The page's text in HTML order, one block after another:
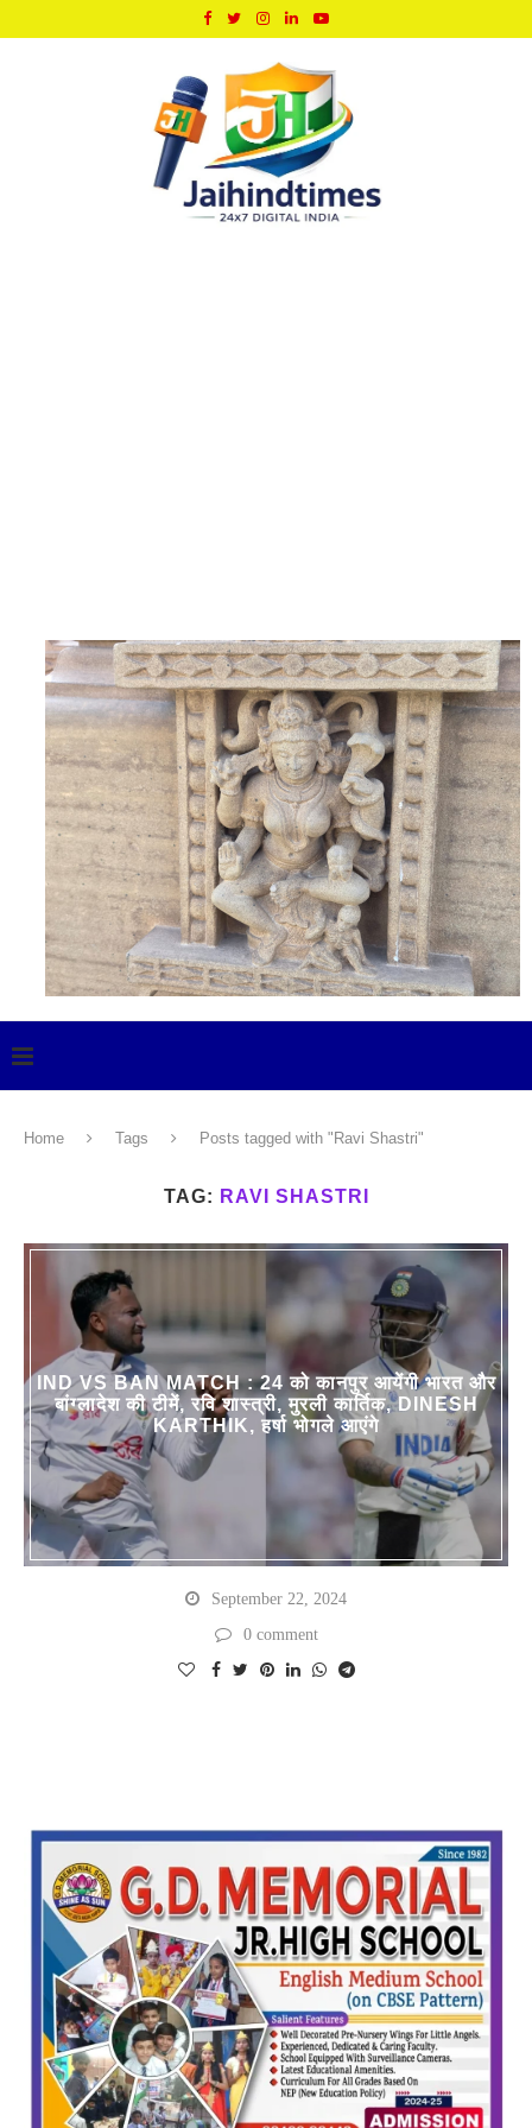
Home Tags Posts tagged with "Ravi Shastri"
TAG: RAVI SHASTRI
IND VS BAN MATCH : 24 को कानपुर आयेंगी भारत और
बांग्लादेश की टीमें, रवि शास्त्री, मुरली कार्तिक, DINESH
KARTHIK, हर्षा भोगले आएंगे
September 22, 2024
0 comment